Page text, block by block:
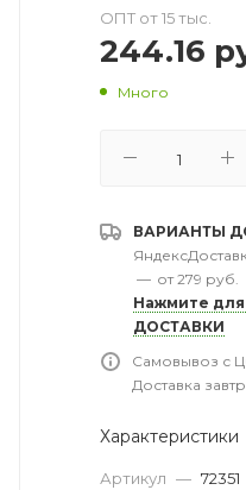
ОПТ от 15 тыс.
244.16
Много
ВАРИАНТЫ
— от 279 руб.
Нажмите
ДОСТАВКИ
Самовывоз с
Доставка
Характеристики
Артикул — 72351